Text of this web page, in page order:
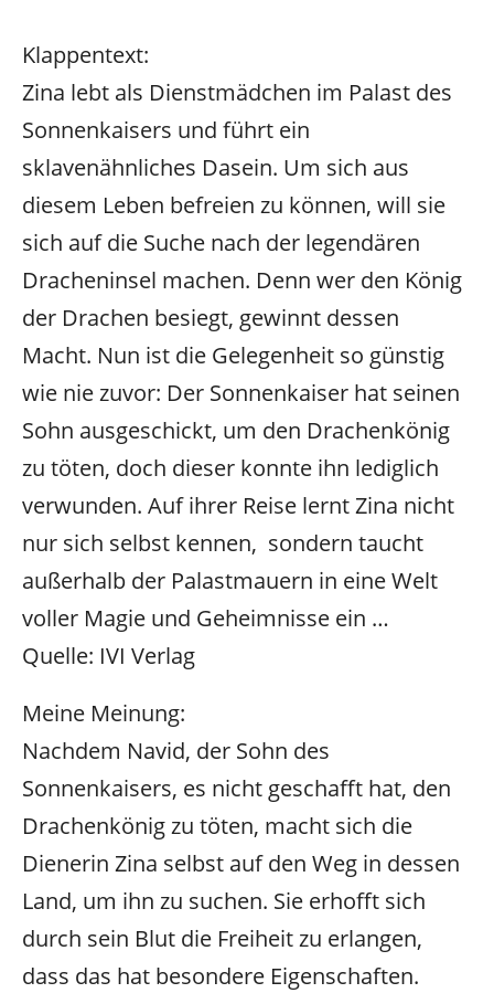
Klappentext:
Zina lebt als Dienstmädchen im Palast des
Sonnenkaisers und führt ein
sklavenähnliches Dasein. Um sich aus
diesem Leben befreien zu können, will sie
sich auf die Suche nach der legendären
Dracheninsel machen. Denn wer den König
der Drachen besiegt, gewinnt dessen
Macht. Nun ist die Gelegenheit so günstig
wie nie zuvor: Der Sonnenkaiser hat seinen
Sohn ausgeschickt, um den Drachenkönig
zu töten, doch dieser konnte ihn lediglich
verwunden. Auf ihrer Reise lernt Zina nicht
nur sich selbst kennen, sondern taucht
außerhalb der Palastmauern in eine Welt
voller Magie und Geheimnisse ein …
Quelle: IVI Verlag
Meine Meinung:
Nachdem Navid, der Sohn des
Sonnenkaisers, es nicht geschafft hat, den
Drachenkönig zu töten, macht sich die
Dienerin Zina selbst auf den Weg in dessen
Land, um ihn zu suchen. Sie erhofft sich
durch sein Blut die Freiheit zu erlangen,
dass das hat besondere Eigenschaften.